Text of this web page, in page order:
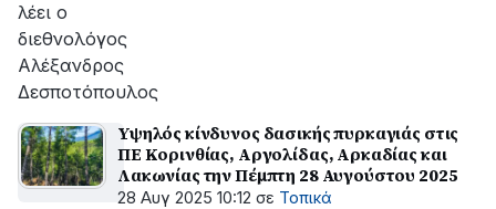
λέει ο
διεθνολόγος
Αλέξανδρος
Δεσποτόπουλος
Υψηλός κίνδυνος δασικής πυρκαγιάς στις
ΠΕ Κορινθίας, Αργολίδας, Αρκαδίας και
Λακωνίας την Πέμπτη 28 Αυγούστου 2025
28 Αυγ 2025 10:12 σε Τοπικά